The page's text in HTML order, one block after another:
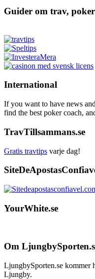
Guider om trav,
International
If you want to have news
find the best poker coach,
TravTillsammans.se
Gratis travtips varje dag!
YourWhite.se
Footer
Om
LjungbySporten.se kommer
Ljungby.